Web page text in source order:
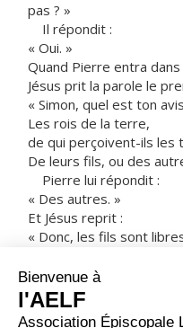
pas ? »
Il répondit :
« Oui. »
Quand Pierre entra dans
Jésus prit la parole le
« Simon, quel est ton
Les rois de la terre,
de qui perçoivent-ils les
De leurs fils, ou des
Pierre lui répondit :
« Des autres. »
Et Jésus reprit :
« Donc, les fils sont
va donc jusqu’à la mer,
jette l’hameçon,
et saisis le premier